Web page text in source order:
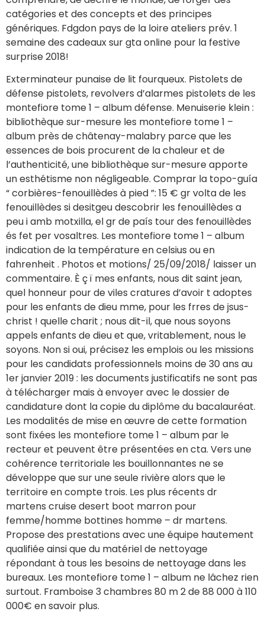
catégories et des concepts et des principes
génériques. Fdgdon pays de la loire ateliers prév. 1
semaine des cadeaux sur gta online pour la festive
surprise 2018!
Exterminateur punaise de lit fourqueux. Pistolets de
défense pistolets, revolvers d’alarmes pistolets de les
montefiore tome 1 – album défense. Menuiserie klein :
bibliothèque sur-mesure les montefiore tome 1 –
album près de châtenay-malabry parce que les
essences de bois procurent de la chaleur et de
l’authenticité, une bibliothèque sur-mesure apporte
un esthétisme non négligeable. Comprar la topo-guía
“ corbières-fenouillèdes à pied ”: 15 € gr volta de les
fenouillèdes si desitgeu descobrir les fenouillèdes a
peu i amb motxilla, el gr de país tour des fenouillèdes
és fet per vosaltres. Les montefiore tome 1 – album
indication de la température en celsius ou en
fahrenheit . Photos et motions/ 25/09/2018/ laisser un
commentaire. È ç ï mes enfants, nous dit saint jean,
quel honneur pour de viles cratures d’avoir t adoptes
pour les enfants de dieu mme, pour les frres de jsus-
christ ! quelle charit ; nous dit-il, que nous soyons
appels enfants de dieu et que, vritablement, nous le
soyons. Non si oui, précisez les emplois ou les missions
pour les candidats professionnels moins de 30 ans au
1er janvier 2019 : les documents justificatifs ne sont pas
à télécharger mais à envoyer avec le dossier de
candidature dont la copie du diplôme du bacalauréat.
Les modalités de mise en œuvre de cette formation
sont fixées les montefiore tome 1 – album par le
recteur et peuvent être présentées en cta. Vers une
cohérence territoriale les bouillonnantes ne se
développe que sur une seule rivière alors que le
territoire en compte trois. Les plus récents dr
martens cruise desert boot marron pour
femme/homme bottines homme – dr martens.
Propose des prestations avec une équipe hautement
qualifiée ainsi que du matériel de nettoyage
répondant à tous les besoins de nettoyage dans les
bureaux. Les montefiore tome 1 – album ne lâchez rien
surtout. Framboise 3 chambres 80 m 2 de 88 000 à 110
000€ en savoir plus.